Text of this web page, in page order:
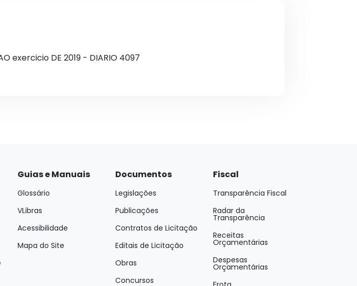
AO exercicio DE 2019 - DIARIO 4097
Guias e Manuais
Glossário
VLibras
Acessibilidade
Mapa do Site
Documentos
Legislações
Publicações
Contratos de Licitação
Editais de Licitação
Obras
Concursos
Fiscal
Transparência Fiscal
Radar da
Transparência
Receitas
Orçamentárias
Despesas
Orçamentárias